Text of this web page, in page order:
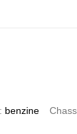
benzine